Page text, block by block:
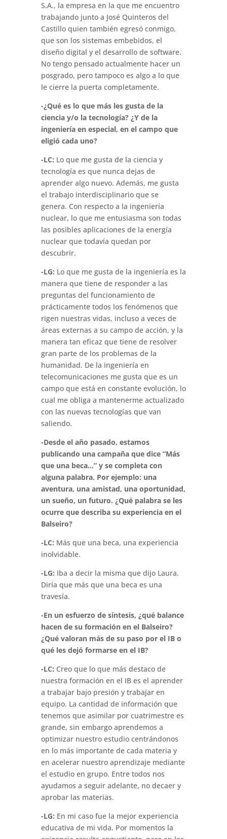
S.A., la empresa en la que me encuentro
trabajando junto a José Quinteros del
Castillo quien también egresó conmigo,
que son los sistemas embebidos, el
diseño digital y el desarrollo de software.
No tengo pensado actualmente hacer un
posgrado, pero tampoco es algo a lo que
le cierre la puerta completamente.
-¿Qué es lo que más les gusta de la
ciencia y/o la tecnología? ¿Y de la
ingeniería en especial, en el campo que
eligió cada uno?
-LC: Lo que me gusta de la ciencia y
tecnología es que nunca dejas de
aprender algo nuevo. Además, me gusta
el trabajo interdisciplinario que se
genera. Con respecto a la ingeniería
nuclear, lo que me entusiasma son todas
las posibles aplicaciones de la energía
nuclear que todavía quedan por
descubrir.
-LG: Lo que me gusta de la ingeniería es la
manera que tiene de responder a las
preguntas del funcionamiento de
prácticamente todos los fenómenos que
rigen nuestras vidas, incluso a veces de
áreas externas a su campo de acción, y la
manera tan eficaz que tiene de resolver
gran parte de los problemas de la
humanidad. De la ingeniería en
telecomunicaciones me gusta que es un
campo que está en constante evolución, lo
cual me obliga a mantenerme actualizado
con las nuevas tecnologías que van
saliendo.
-Desde el año pasado, estamos
publicando una campaña que dice “Más
que una beca…” y se completa con
alguna palabra. Por ejemplo: una
aventura, una amistad, una oportunidad,
un sueño, un futuro. ¿Qué palabra se les
ocurre que describa su experiencia en el
Balseiro?
-LC: Más que una beca, una experiencia
inolvidable.
-LG: Iba a decir la misma que dijo Laura.
Diría que más que una beca es una
travesía.
-En un esfuerzo de síntesis, ¿qué balance
hacen de su formación en el Balseiro?
¿Qué valoran más de su paso por el IB o
qué les dejó formarse en el IB?
-LC: Creo que lo que más destaco de
nuestra formación en el IB es el aprender
a trabajar bajo presión y trabajar en
equipo. La cantidad de información que
tenemos que asimilar por cuatrimestre es
grande, sin embargo aprendemos a
optimizar nuestro estudio centrándonos
en lo más importante de cada materia y
en acelerar nuestro aprendizaje mediante
el estudio en grupo. Entre todos nos
ayudamos a seguir adelante, no decaer y
aprobar las materias.
-LG: En mi caso fue la mejor experiencia
educativa de mi vida. Por momentos la